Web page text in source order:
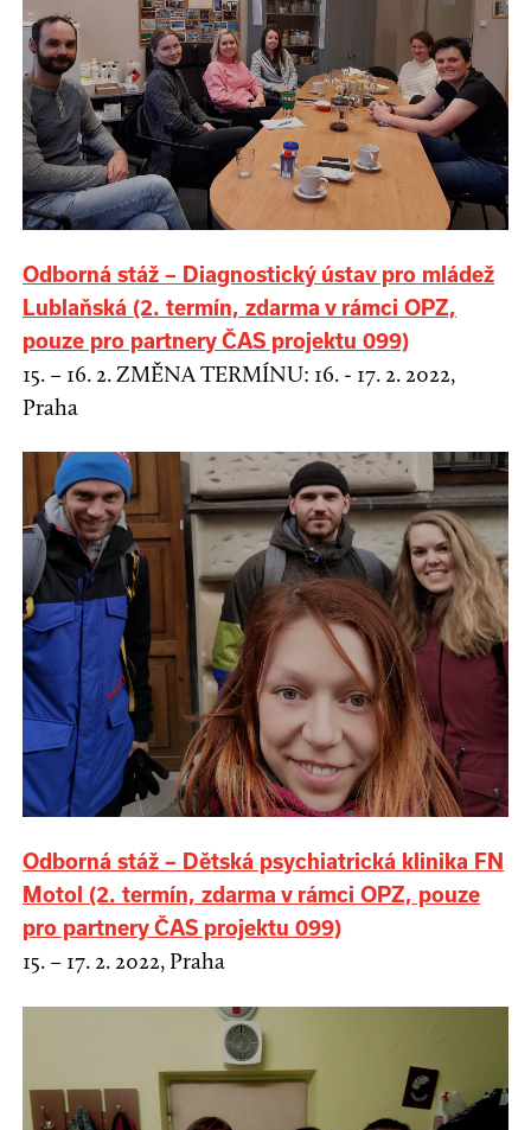
Odborná stáž – Diagnostický ústav pro mládež
Lublaňská (2. termín, zdarma v rámci OPZ,
pouze pro partnery ČAS projektu 099)
15. – 16. 2. ZMĚNA TERMÍNU: 16. - 17. 2. 2022,
Praha
Odborná stáž – Dětská psychiatrická klinika FN
Motol (2. termín, zdarma v rámci OPZ, pouze
pro partnery ČAS projektu 099)
15. – 17. 2. 2022, Praha